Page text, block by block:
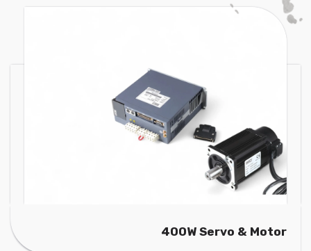
400W Servo & Motor